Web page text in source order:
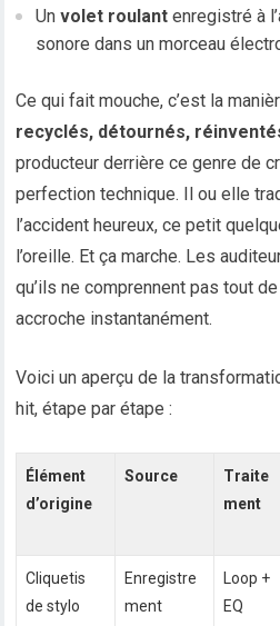
Unvolet roulant enregistré à
sonore dans un morceau
Ce qui fait mouche, c’est la
recyclés, détournés,
producteur derrière ce genre de
perfection technique. Il ou elle
l’accident heureux, ce petit
l’oreille. Et ça marche. Les
qu’ils ne comprennent pas tout
accroche instantanément.
Voici un aperçu de la
hit, étape par étape :
Élément
d’origine
Source
Traite
ment
Cliquetis
de stylo
Enregistre
ment
Loop +
EQ